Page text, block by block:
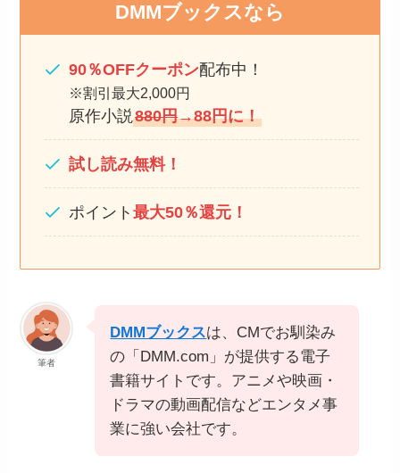
DMMブックスなら
90％OFFクーポン配布中！
※割引最大2,000円
原作小説880円→88円に！
試し読み無料！
ポイント最大50％還元！
筆者
DMMブックスは、CMでお馴染み
の「DMM.com」が提供する電子
書籍サイトです。アニメや映画・
ドラマの動画配信などエンタメ事
業に強い会社です。